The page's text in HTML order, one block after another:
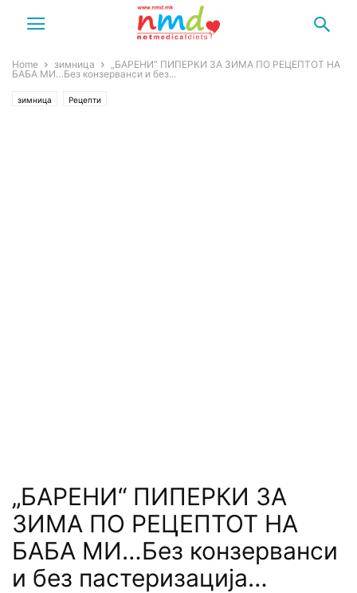
Home зимница
„БАРЕНИ“ ПИПЕРКИ ЗА ЗИМА ПО РЕЦЕПТОТ НА
БАБА МИ…Без конзерванси и без...
зимница Рецепти
„БАРЕНИ“ ПИПЕРКИ ЗА
ЗИМА ПО РЕЦЕПТОТ НА
БАБА МИ…Без конзерванси
и без пастеризација…